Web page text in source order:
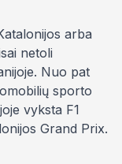
arba
netoli
Nuo pat
sporto
vyksta F1
Grand Prix.